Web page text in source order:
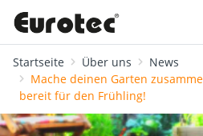
Startseite Über uns
News
Mache deinen Garten
bereit für den Frühling!